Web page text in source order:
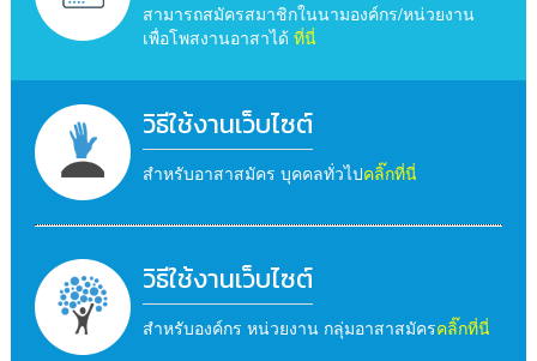
สามารถสมัครสมาชิกในนามองค์กร/หน่วยงาน
เพื่อโพสงานอาสาได้ ที่นี่
วิธีใช้งานเว็บไซต์
สำหรับอาสาสมัคร บุคคลทั่วไปคลิ๊กที่นี่
วิธีใช้งานเว็บไซต์
สำหรับองค์กร หน่วยงาน กลุ่มอาสาสมัครคลิ๊กที่นี่